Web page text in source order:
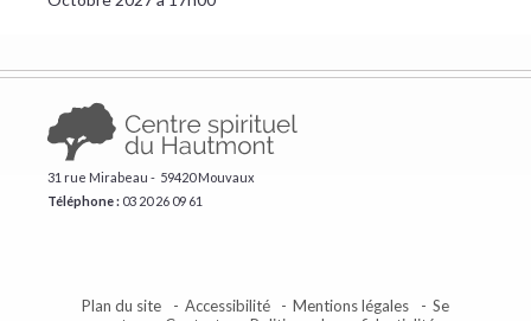
31 rue Mirabeau - 59420 Mouvaux
Téléphone : ​03 20 26 09 61
Plan du site Accessibilité Mentions légales
Se